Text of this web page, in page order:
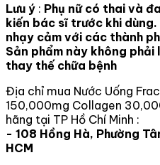
Lưu ý : Phụ nữ có thai và
kiến bác sĩ trước khi
nhạy cảm với các thành
Sản phẩm này không
thay thế chữa bệnh
Địa chỉ mua Nước Uống
150,000mg Collagen
hãng tại TP Hồ Chí Minh :
- 108 Hồng Hà, Phường
HCM